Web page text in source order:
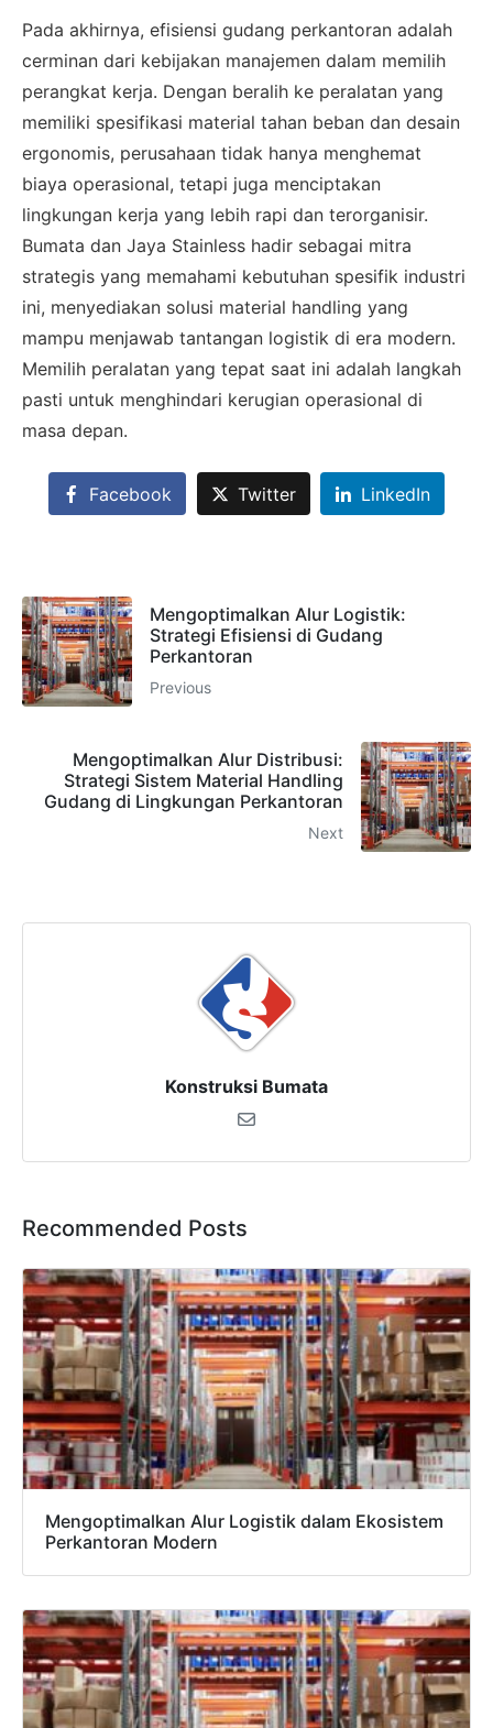
Pada akhirnya, efisiensi gudang perkantoran adalah
cerminan dari kebijakan manajemen dalam memilih
perangkat kerja. Dengan beralih ke peralatan yang
memiliki spesifikasi material tahan beban dan desain
ergonomis, perusahaan tidak hanya menghemat
biaya operasional, tetapi juga menciptakan
lingkungan kerja yang lebih rapi dan terorganisir.
Bumata dan Jaya Stainless hadir sebagai mitra
strategis yang memahami kebutuhan spesifik industri
ini, menyediakan solusi material handling yang
mampu menjawab tantangan logistik di era modern.
Memilih peralatan yang tepat saat ini adalah langkah
pasti untuk menghindari kerugian operasional di
masa depan.
Facebook Twitter LinkedIn
Mengoptimalkan Alur Logistik:
Strategi Efisiensi di Gudang
Perkantoran
Previous
Mengoptimalkan Alur Distribusi:
Strategi Sistem Material Handling
Gudang di Lingkungan Perkantoran
Next
Konstruksi Bumata
Recommended Posts
Mengoptimalkan Alur Logistik dalam Ekosistem
Perkantoran Modern
SALES ASSISTANCE
Hubungi Tim Sales
Konsultasikan kebutuhan proyek Anda, dapatkan
estimasi cepat via WhatsApp.
6281310045708
CHAT
62811893101